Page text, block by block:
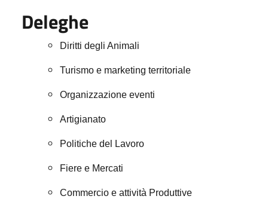
Deleghe
Diritti degli Animali
Turismo e marketing territoriale
Organizzazione eventi
Artigianato
Politiche del Lavoro
Fiere e Mercati
Commercio e attività Produttive